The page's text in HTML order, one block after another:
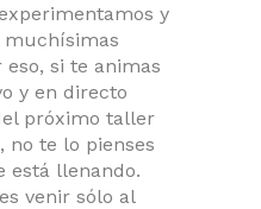
y
muchísimas
eso, si te animas
y en directo
próximo taller
no te lo pienses
está llenando.
venir sólo al